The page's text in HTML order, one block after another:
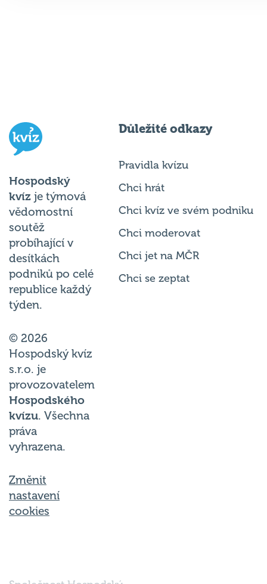
Hospodský
kvíz je týmová
vědomostní
soutěž
probíhající v
desítkách
podniků po celé
republice každý
týden.
© 2026
Hospodský kvíz
s.r.o. je
provozovatelem
Hospodského
kvízu. Všechna
práva
vyhrazena.
Změnit
nastavení
cookies
Důležité odkazy
Pravidla kvízu
Chci hrát
Chci kvíz ve svém podniku
Chci moderovat
Chci jet na MČR
Chci se zeptat